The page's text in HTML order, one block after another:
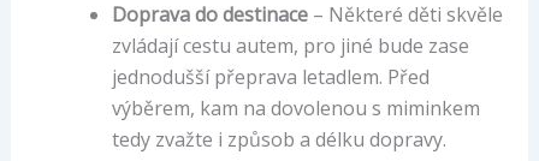
Doprava do destinace – Některé děti skvěle
zvládají cestu autem, pro jiné bude zase
jednodušší přeprava letadlem. Před
výběrem, kam na dovolenou s miminkem
tedy zvažte i způsob a délku dopravy.